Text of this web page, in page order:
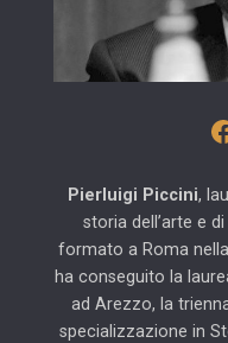
Pierluigi Piccini,
storia dell’arte e
formato a Roma
ha conseguito la
ad Arezzo, la
specializzazione in